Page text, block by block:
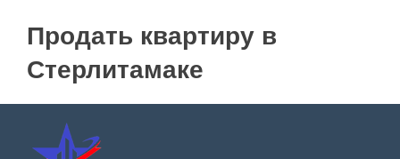
Не последний
Продать квартиру в
Стерлитамаке